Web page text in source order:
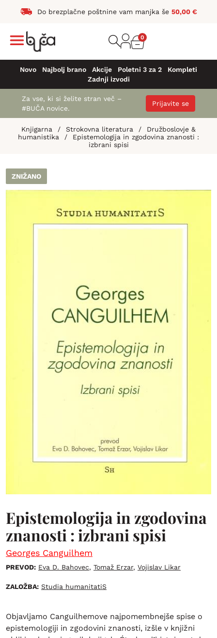
Do brezplačne poštnine vam manjka še 50,00 €
0
Novo Najbolj brano Akcije Poletni 3 za 2
Kompleti
Zadnji izvodi
Za vse, ki si želite stran več –
#BUČA novice.
Prijavite se
Knjigarna / Strokovna literatura /
Družboslovje &
humanistika
/
Epistemologija in zgodovina znanosti :
izbrani spisi
ZNIŽANO
Epistemologija in zgodovina
znanosti : izbrani spisi
Georges Canguilhem
PREVOD: Eva D. Bahovec, Tomaž Erzar, Vojislav Likar
ZALOŽBA: Studia humanitatiS
Objavljamo Canguilhemove najpomembnejše spise o
epistemologiji in zgodovini znanosti, izšle v knjižni